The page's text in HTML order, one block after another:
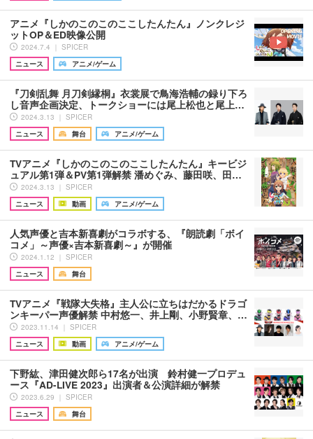
アニメ『しかのこのこのここしたんたん』ノンクレジ
ットOP＆ED映像公開
2024.7.4 ｜ SPICER
ニュース
アニメ/ゲーム
『刀剣乱舞 月刀剣縁桐』衣裳展で鳥海浩輔の録り下ろ
し音声企画決定、トークショーには尾上松也と尾上…
2024.3.13 ｜ SPICER
ニュース
舞台 アニメ/ゲーム
TVアニメ『しかのこのこのここしたんたん』キービジ
ュアル第1弾＆PV第1弾解禁 潘めぐみ、藤田咲、田…
2024.3.13 ｜ SPICER
ニュース
動画 アニメ/ゲーム
人気声優と吉本新喜劇がコラボする、『朗読劇「ボイ
コメ」～声優×吉本新喜劇～』が開催
2024.1.12 ｜ SPICER
ニュース
舞台
TVアニメ『戦隊大失格』主人公に立ちはだかるドラゴ
ンキーパー声優解禁 中村悠一、井上剛、小野賢章、…
2023.11.14 ｜ SPICER
ニュース
動画 アニメ/ゲーム
下野紘、津田健次郎ら17名が出演 鈴村健一プロデュ
ース『AD-LIVE 2023』出演者＆公演詳細が解禁
2023.6.29 ｜ SPICER
ニュース
舞台